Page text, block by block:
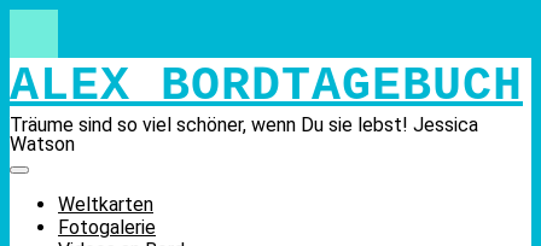
Skip
content
ALEX BORDTAGEBUCH
Träume sind so viel schöner, wenn Du sie lebst! Jessica
Watson
Weltkarten
Fotogalerie